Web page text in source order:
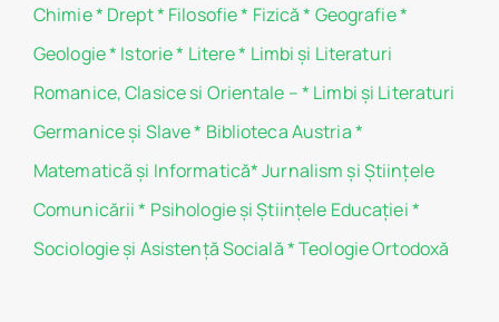
Chimie* Drept* Filosofie* Fizică * Geografie*
Geologie* Istorie* Litere* Limbi și Literaturi
Romanice, Clasice si Orientale –* Limbi și Literaturi
Germanice şi Slave* Biblioteca Austria*
Matematicã și Informatică*Jurnalism şi Ştiinţele
Comunicării * Psihologie şi Ştiinţele Educaţiei*
Sociologie şi Asistenţă Socială*Teologie Ortodoxă